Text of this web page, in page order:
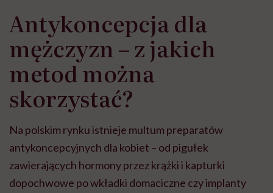
Antykoncepcja dla
mężczyzn – z jakich
metod można
skorzystać?
Na polskim rynku istnieje multum preparatów
antykoncepcyjnych dla kobiet – od pigułek
zawierających hormony przez krążki i kapturki
dopochwowe po wkładki domaciczne czy implanty